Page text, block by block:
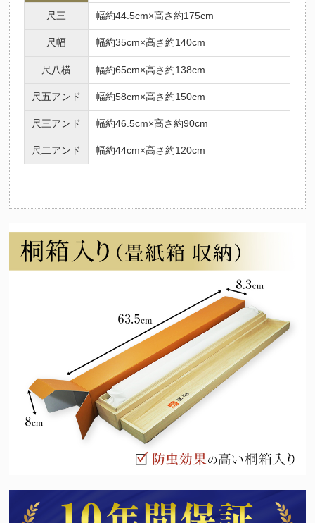
尺三 幅約44.5cm×高さ約175cm
尺幅 幅約35cm×高さ約140cm
尺八横 幅約65cm×高さ約138cm
尺五アンド 幅約58cm×高さ約150cm
尺三アンド 幅約46.5cm×高さ約90cm
尺二アンド 幅約44cm×高さ約120cm